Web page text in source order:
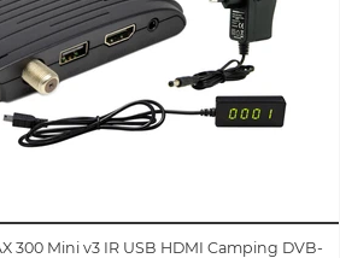
300 Mini v3 IR USB HDMI Camping DVB-